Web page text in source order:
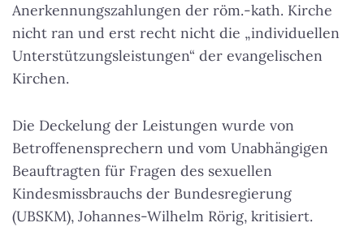
Anerkennungszahlungen der röm.-kath. Kirche
nicht ran und erst recht nicht die „individuellen
Unterstützungsleistungen“ der evangelischen
Kirchen.
Die Deckelung der Leistungen wurde von
Betroffenensprechern und vom Unabhängigen
Beauftragten für Fragen des sexuellen
Kindesmissbrauchs der Bundesregierung
(UBSKM), Johannes-Wilhelm Rörig, kritisiert.